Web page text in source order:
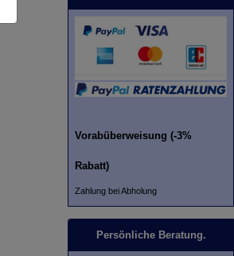
Vorabüberweisung (-3%
Rabatt)
Zahlung bei Abholung
Persönliche Beratung.